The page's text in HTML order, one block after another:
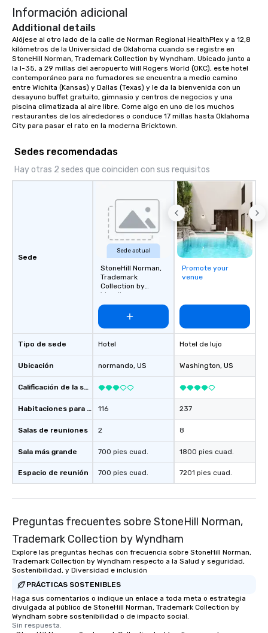
Culinary Experience Inspired by the
grand kitchen tables on the farms of
Southern Brazil, where family and
friends gather to share the finest
from their fresh harvests. We bring
you seasonal salads and irresistibly
fresh superfoods featuring naturally
gluten-free, paleo, vegan selections,
and more. Bar Fogo A LAIDBACK
APPROACH TO THE FOGO EXPERIENCE
casual atmosphere. Unwind with
carefully selected wines, or share
Behind the Flavors Fogo de Chão
Brazilian Steak House Our story began
in the mountainous countryside of Rio
Grande do Sul in Southern Brazil. It is
learned on their family farms that
gave them the ambition to share their
Información adicional
Additional details
Alójese al otro lado de la calle de Norman Regional HealthPlex y a 12,8
kilómetros de la Universidad de Oklahoma cuando se registre en
StoneHill Norman, Trademark Collection by Wyndham. Ubicado junto a
la I-35, a 29 millas del aeropuerto Will Rogers World (OKC), este hotel
contemporáneo para no fumadores se encuentra a medio camino
entre Wichita (Kansas) y Dallas (Texas) y le da la bienvenida con un
desayuno buffet gratuito, gimnasio y centros de negocios y una
piscina climatizada al aire libre. Come algo en uno de los muchos
restaurantes de los alrededores o conduce 17 millas hasta Oklahoma
City para pasar el rato en la moderna Bricktown.
Sedes recomendadas
Hay otras 2 sedes que coinciden con sus requisitos
Sede
Tipo de sede
Ubicación
Calificación de la sede
Habitaciones para huéspedes
Salas de reuniones
Sala más grande
Espacio de reunión
Sede actual
StoneHill Norman,
Trademark
Collection by
Wyndham
Hotel
normando, US
116
2
700 pies cuad.
700 pies cuad.
Promote your
venue
Hotel de lujo
Washington, US
237
8
1800 pies cuad.
7201 pies cuad.
Preguntas frecuentes sobre StoneHill Norman,
Trademark Collection by Wyndham
Explore las preguntas hechas con frecuencia sobre StoneHill Norman,
Trademark Collection by Wyndham respecto a la Salud y seguridad,
Sostenibilidad, y Diversidad e inclusión
PRÁCTICAS SOSTENIBLES
Haga sus comentarios o indique un enlace a toda meta o estrategia
divulgada al público de StoneHill Norman, Trademark Collection by
Wyndham sobre sostenibilidad o de impacto social.
Sin respuesta.